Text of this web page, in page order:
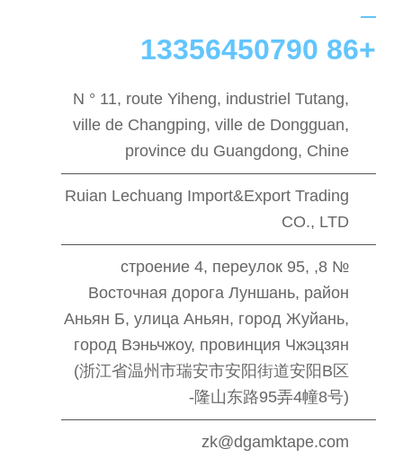
+86 13356450790
N ° 11, route Yiheng, industriel Tutang,
ville de Changping, ville de Dongguan,
province du Guangdong, Chine
Ruian Lechuang Import&Export Trading
CO., LTD
№ 8, строение 4, переулок 95,
Восточная дорога Луншань, район
Аньян Б, улица Аньян, город Жуйань,
город Вэньчжоу, провинция Чжэцзян
(浙江省温州市瑞安市安阳街道安阳B区
隆山东路95弄4幢8号)-
zk@dgamktape.com